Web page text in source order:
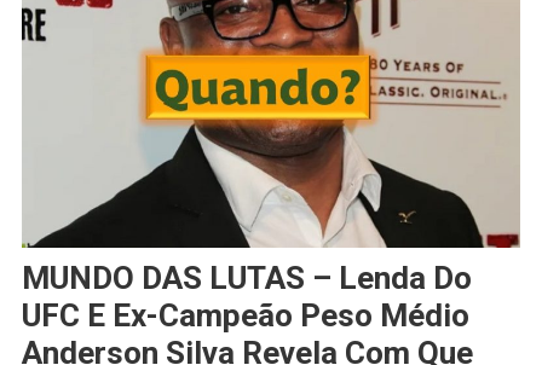
MUNDO DAS LUTAS – Lenda Do
UFC E Ex-Campeão Peso Médio
Anderson Silva Revela Com Que